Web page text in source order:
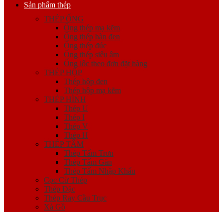
Sản phẩm thép
THÉP ỐNG
Ống thép mạ kẽm
Ống thép hàn đen
Ống thép đúc
Ống thép siêu âm
Ống lốc theo đơn đặt hàng
THÉP HỘP
Thép hộp đen
Thép hộp mạ kẽm
THÉP HÌNH
Thép U
Thép I
Thép V
Thép H
THÉP TẤM
Thép Tấm Trơn
Thép Tấm Gân
Thép Tấm Nhập Khẩu
Cọc Cừ Thép
Thép Đặc
Thép Ray Cầu Trục
Xà Gồ